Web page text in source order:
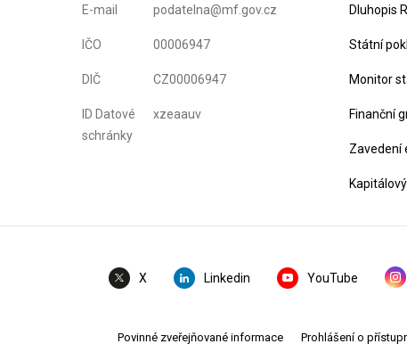
E-mail podatelna@mf.gov.cz
IČO 00006947
DIČ CZ00006947
ID Datové
schránky
xzeaauv
Dluhopis
Státní
Monitor
Finanční
Zavedení
X Linkedin YouTube
Povinné zveřejňované informace Prohlášení o